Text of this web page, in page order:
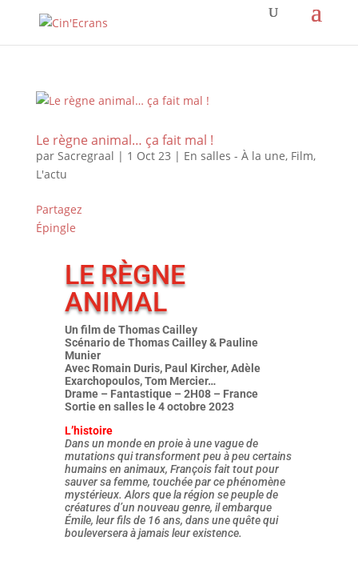
Le règne animal… ça fait mal !
par Sacregraal | 1 Oct 23 | En salles - À la une, Film,
L'actu
Partagez
Épingle
LE RÈGNE
ANIMAL
Un film de Thomas Cailley
Scénario deThomas Cailley & Pauline
Munier
Avec Romain Duris, Paul Kircher, Adèle
Exarchopoulos, Tom Mercier…
Drame – Fantastique – 2H08 – France
Sortie en salles le 4 octobre 2023
L’histoire
Dans un monde en proie à une vague de
mutations qui transforment peu à peu certains
humains en animaux, François fait tout pour
sauver sa femme, touchée par ce phénomène
mystérieux. Alors que la région se peuple de
créatures d’un nouveau genre, il embarque
Émile, leur fils de 16 ans, dans une quête qui
bouleversera à jamais leur existence.